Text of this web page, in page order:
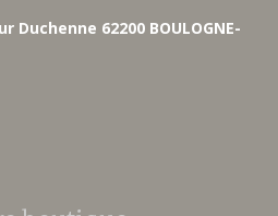
Duchenne 62200 BOULOGNE-